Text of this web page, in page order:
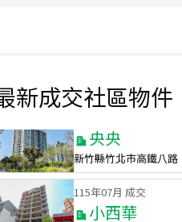
新成交社區物件
115年07月 成交
新竹縣竹北市高鐵八路
115年07月 成交
小西華
台北市內湖區康寧路三段